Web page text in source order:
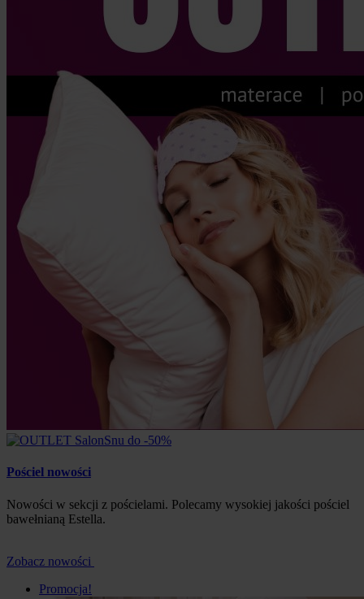
Pościel nowości
Nowości w sekcji z pościelami. Polecamy wysokiej jakości pościel
bawełnianą Estella.
Zobacz nowości
Promocja!